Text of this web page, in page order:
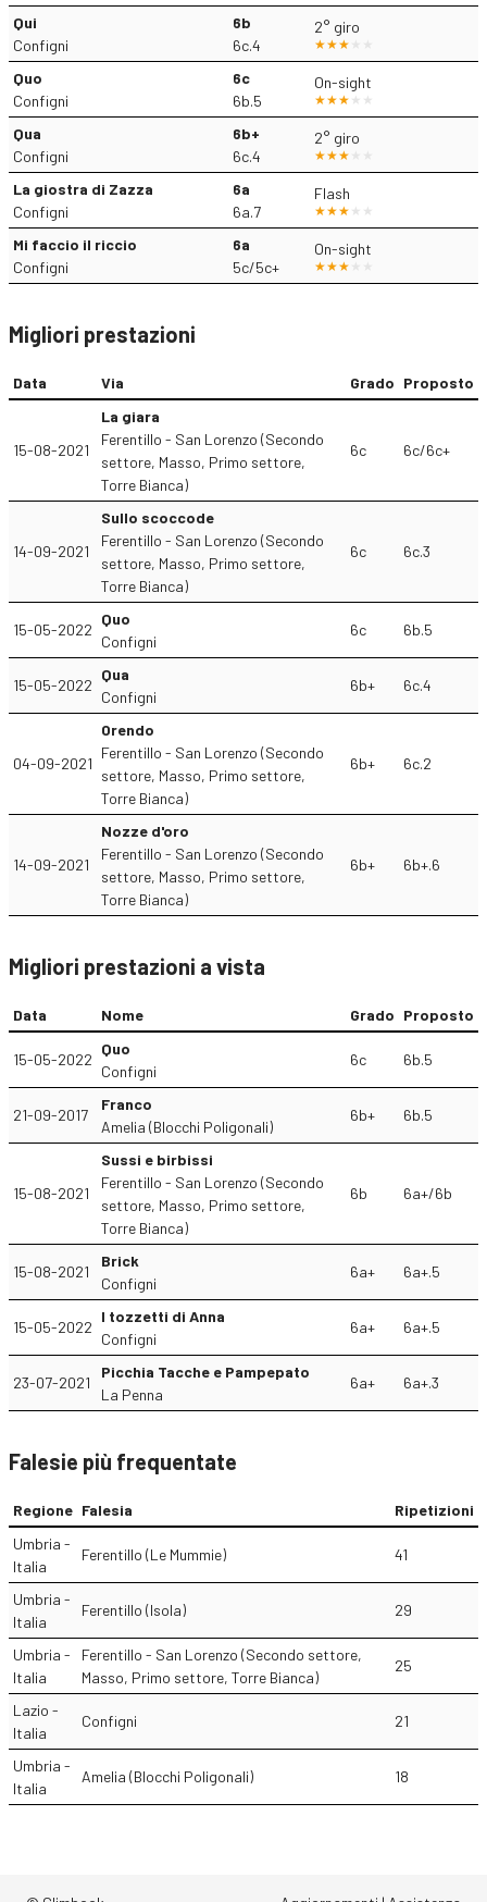
Qui
Configni
6b
6c.4
2° giro
Quo
Configni
6c
6b.5
On-sight
Qua
Configni
6b+
6c.4
2° giro
La giostra di Zazza
Configni
6a
6a.7
Flash
Mi faccio il riccio
Configni
6a
5c/5c+
On-sight
Migliori prestazioni
Data Via Grado Proposto
15-08-2021
La giara
Ferentillo - San Lorenzo (Secondo
settore, Masso, Primo settore,
Torre Bianca)
6c 6c/6c+
14-09-2021
Sullo scoccode
Ferentillo - San Lorenzo (Secondo
settore, Masso, Primo settore,
Torre Bianca)
6c 6c.3
15-05-2022
Quo
Configni
6c 6b.5
15-05-2022
Qua
Configni
6b+ 6c.4
04-09-2021
Orendo
Ferentillo - San Lorenzo (Secondo
settore, Masso, Primo settore,
Torre Bianca)
6b+ 6c.2
14-09-2021
Nozze d'oro
Ferentillo - San Lorenzo (Secondo
settore, Masso, Primo settore,
Torre Bianca)
6b+ 6b+.6
Migliori prestazioni a vista
Data Nome Grado Proposto
15-05-2022
Quo
Configni
6c 6b.5
21-09-2017
Franco
Amelia (Blocchi Poligonali)
6b+ 6b.5
15-08-2021
Sussi e birbissi
Ferentillo - San Lorenzo (Secondo
settore, Masso, Primo settore,
Torre Bianca)
6b 6a+/6b
15-08-2021
Brick
Configni
6a+ 6a+.5
15-05-2022
I tozzetti di Anna
Configni
6a+ 6a+.5
23-07-2021
Picchia Tacche e Pampepato
La Penna
6a+ 6a+.3
Falesie più frequentate
Regione Falesia
Ripetizioni
Umbria -
Italia
Ferentillo (Le Mummie) 41
Umbria -
Italia
Ferentillo (Isola) 29
Umbria -
Italia
Ferentillo - San Lorenzo (Secondo settore,
Masso, Primo settore, Torre Bianca)
25
Lazio -
Italia
Configni 21
Umbria -
Italia
Amelia (Blocchi Poligonali) 18